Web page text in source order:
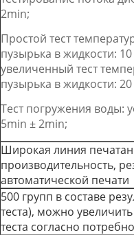
2min;
Простой тест
пузырька в жидкости:
увеличенный тест
пузырька в жидкости:
Тест погружения воды:
5min ± 2min;
Широкая линия
производительность,
автоматической печати
500 групп в составе
теста), можно
теста согласно